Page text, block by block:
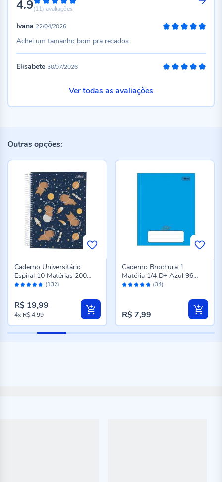
4.998%
(11) avaliações
Ivana 22/04/2026
Achei um tamanho bom pra recados
Elisabete 30/07/2026
Ver todas as avaliações
Outras opções:
Avaliação: (132)
Caderno Universitário
Espiral 10 Matérias 200
Folhas Tilibra - Sortido
R$ 19,99
4x R$ 4,99
Avaliação: (34)
Caderno Brochura 1
Matéria 1/4 D+ Azul 96
Folhas Tilibra - 116700
R$ 7,99